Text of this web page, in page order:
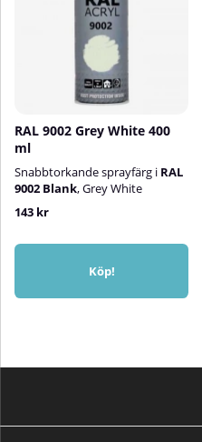
RAL 9002 Grey White 400
ml
Snabbtorkande sprayfärg i RAL
9002 Blank, Grey White
143 kr
Köp!